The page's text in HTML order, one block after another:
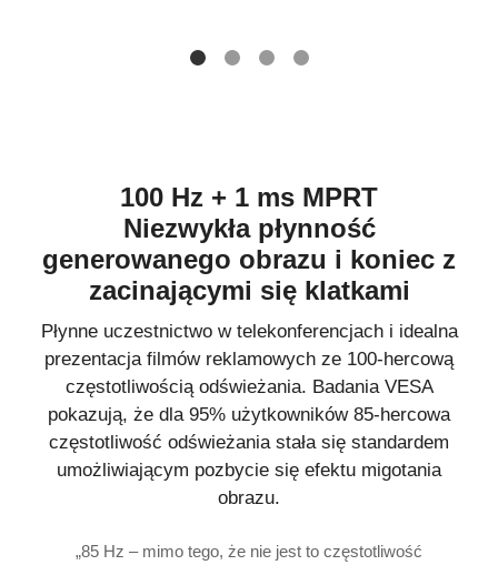
100 Hz + 1 ms MPRT
Niezwykła płynność
generowanego obrazu i koniec z
zacinającymi się klatkami
Płynne uczestnictwo w telekonferencjach i idealna
prezentacja filmów reklamowych ze 100-hercową
częstotliwością odświeżania. Badania VESA
pokazują, że dla 95% użytkowników 85-hercowa
częstotliwość odświeżania stała się standardem
umożliwiającym pozbycie się efektu migotania
obrazu.
„85 Hz – mimo tego, że nie jest to częstotliwość